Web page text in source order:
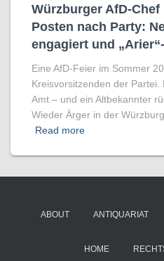
Würzburger AfD-
Posten nach Party:
engagiert und
Eine AfD-Feier im Sommer
Kreisvorsitzenden der
Amt – und ein Altbekannter
Wieder Ärger in der
Read more
ABOUT ANTIQUARIAT
HOME